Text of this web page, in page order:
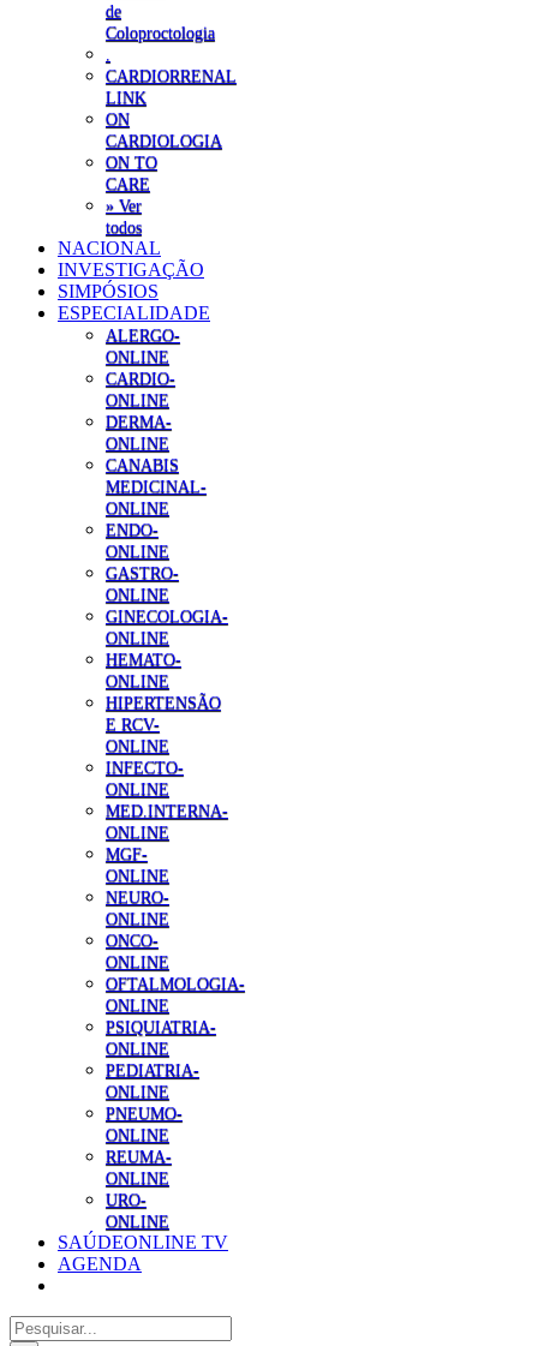
de
Coloproctologia
CARDIORRENAL
LINK
ON
CARDIOLOGIA
ON TO
CARE
» Ver
todos
NACIONAL
INVESTIGAÇÃO
SIMPÓSIOS
ESPECIALIDADE
ALERGO-
ONLINE
CARDIO-
ONLINE
DERMA-
ONLINE
CANABIS
MEDICINAL-
ONLINE
ENDO-
ONLINE
GASTRO-
ONLINE
GINECOLOGIA-
ONLINE
HEMATO-
ONLINE
HIPERTENSÃO
E RCV-
ONLINE
INFECTO-
ONLINE
MED.INTERNA-
ONLINE
MGF-
ONLINE
NEURO-
ONLINE
ONCO-
ONLINE
OFTALMOLOGIA-
ONLINE
PSIQUIATRIA-
ONLINE
PEDIATRIA-
ONLINE
PNEUMO-
ONLINE
REUMA-
ONLINE
URO-
ONLINE
SAÚDEONLINE TV
AGENDA
Pesquisar